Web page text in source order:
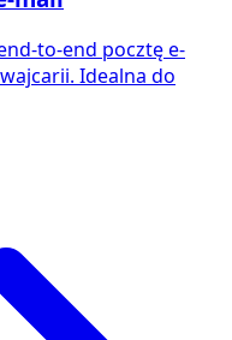
to-end pocztę e-
Idealna do